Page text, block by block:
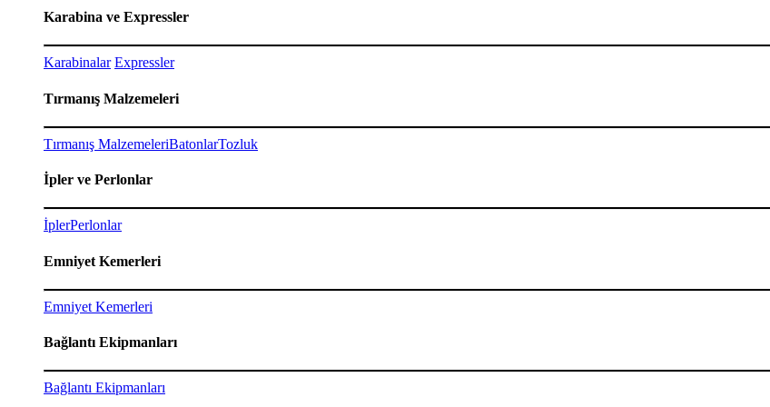
Karabina ve Expressler
Karabinalar Expressler
Tırmanış Malzemeleri
Tırmanış MalzemeleriBatonlarTozluk
İpler ve Perlonlar
İplerPerlonlar
Emniyet Kemerleri
Emniyet Kemerleri
Bağlantı Ekipmanları
Bağlantı Ekipmanları